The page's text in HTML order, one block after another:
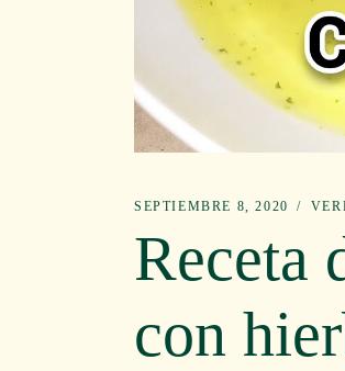
SEPTIEMBRE 8, 2020
Receta
con